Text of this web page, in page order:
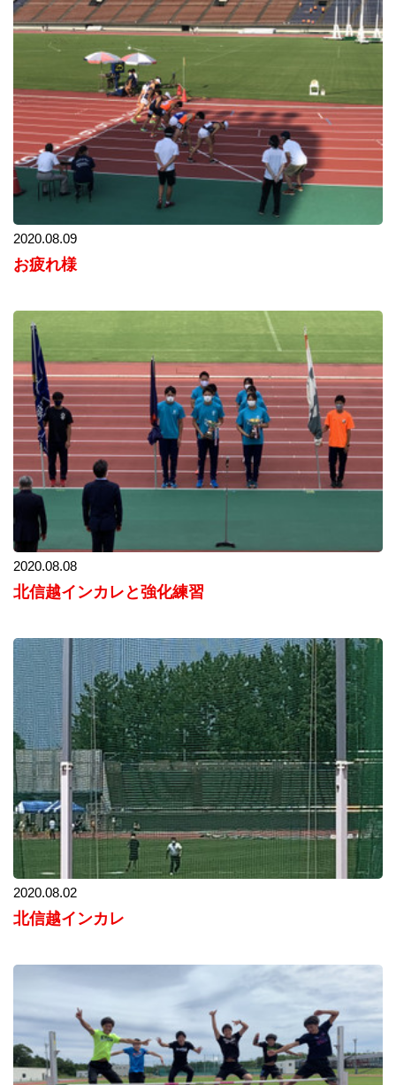
2020.08.09
お疲れ様
2020.08.08
北信越インカレと強化練習
2020.08.02
北信越インカレ